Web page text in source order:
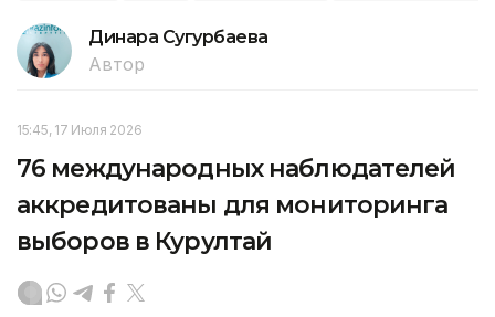
Динара Сугурбаева
Автор
15:45, 17 Июля 2026
76 международных наблюдателей
аккредитованы для мониторинга
выборов в Курултай